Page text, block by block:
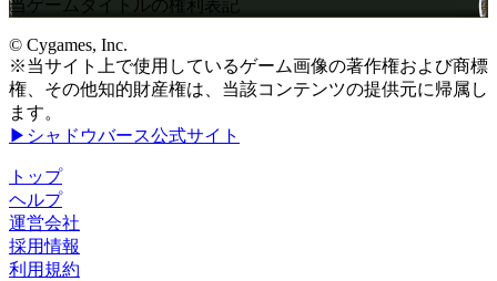
当ゲームタイトルの権利表記
© Cygames, Inc.
※当サイト上で使用しているゲーム画像の著作権および商標
権、その他知的財産権は、当該コンテンツの提供元に帰属し
ます。
▶シャドウバース公式サイト
トップ
ヘルプ
運営会社
採用情報
利用規約